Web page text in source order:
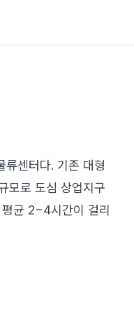
센터다. 기존 대형
모로 도심 상업지구
균 2~4시간이 걸리